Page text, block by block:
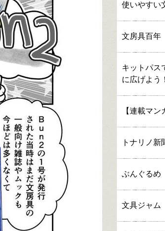
使いやすい
文房具百年
キットパス
に広げよう！
【連載マ
トナリノ新
ぶんぐるめ
文具ジャム